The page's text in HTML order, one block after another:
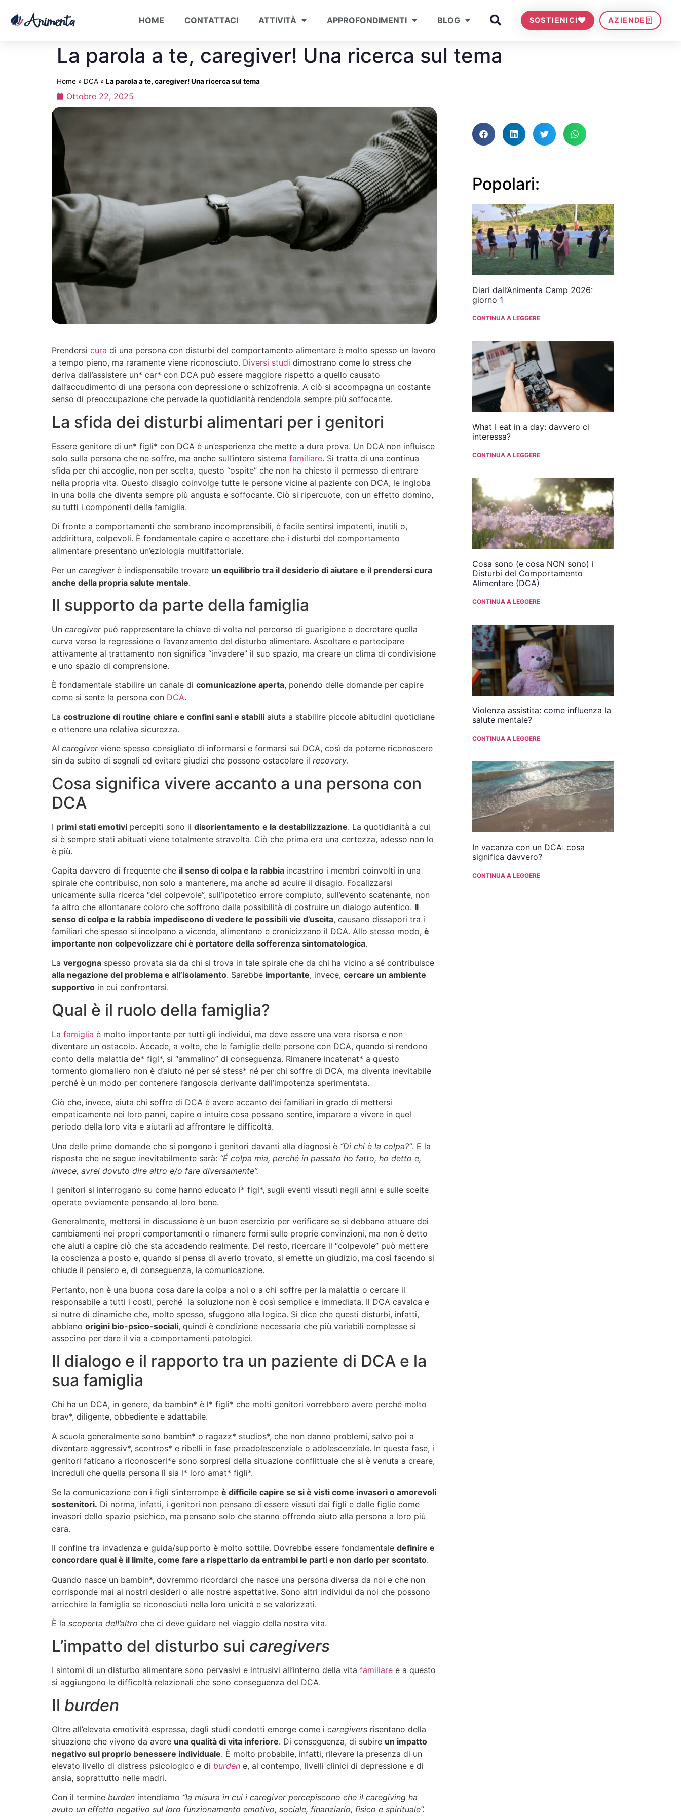
HOME CONTATTACI ATTIVITÀ APPROFONDIMENTI BLOG SOSTIENICI AZIENDE
La parola a te, caregiver! Una ricerca sul tema
Home » DCA » La parola a te, caregiver! Una ricerca sul tema
Ottobre 22, 2025
Prendersi cura di una persona con disturbi del comportamento alimentare è molto spesso un lavoro
a tempo pieno, ma raramente viene riconosciuto. Diversi studi dimostrano come lo stress che
deriva dall’assistere un* car* con DCA può essere maggiore rispetto a quello causato
dall’accudimento di una persona con depressione o schizofrenia. A ciò si accompagna un costante
senso di preoccupazione che pervade la quotidianità rendendola sempre più soffocante.
La sfida dei disturbi alimentari per i genitori
Essere genitore di un* figli* con DCA è un’esperienza che mette a dura prova. Un DCA non influisce
solo sulla persona che ne soffre, ma anche sull’intero sistema familiare. Si tratta di una continua
sfida per chi accoglie, non per scelta, questo “ospite” che non ha chiesto il permesso di entrare
nella propria vita. Questo disagio coinvolge tutte le persone vicine al paziente con DCA, le ingloba
in una bolla che diventa sempre più angusta e soffocante. Ciò si ripercuote, con un effetto domino,
su tutti i componenti della famiglia.
Di fronte a comportamenti che sembrano incomprensibili, è facile sentirsi impotenti, inutili o,
addirittura, colpevoli. È fondamentale capire e accettare che i disturbi del comportamento
alimentare presentano un’eziologia multifattoriale.
Per un caregiverè indispensabile trovare un equilibrio tra il desiderio di aiutare e il prendersi cura
anche della propria salute mentale.
Il supporto da parte della famiglia
Un caregiverpuò rappresentare la chiave di volta nel percorso di guarigione e decretare quella
curva verso la regressione o l’avanzamento del disturbo alimentare. Ascoltare e partecipare
attivamente al trattamento non significa “invadere” il suo spazio, ma creare un clima di condivisione
e uno spazio di comprensione.
È fondamentale stabilire un canale di comunicazione aperta, ponendo delle domande per capire
come si sente la persona con DCA.
La costruzione di routine chiare e confini sani e stabili aiuta a stabilire piccole abitudini quotidiane
e ottenere una relativa sicurezza.
Al caregiverviene spesso consigliato di informarsi e formarsi sui DCA, così da poterne riconoscere
sin da subito di segnali ed evitare giudizi che possono ostacolare il recovery.
Cosa significa vivere accanto a una persona con
DCA
I primi stati emotivi percepiti sono il disorientamento e la destabilizzazione. La quotidianità a cui
si è sempre stati abituati viene totalmente stravolta. Ciò che prima era una certezza, adesso non lo
è più.
Capita davvero di frequente che il senso di colpa e la rabbia incastrino i membri coinvolti in una
spirale che contribuisc, non solo a mantenere, ma anche ad acuire il disagio. Focalizzarsi
unicamente sulla ricerca “del colpevole”, sull’ipotetico errore compiuto, sull’evento scatenante, non
fa altro che allontanare coloro che soffrono dalla possibilità di costruire un dialogo autentico. Il
senso di colpa e la rabbia impediscono di vedere le possibili vie d’uscita, causano dissapori tra i
familiari che spesso si incolpano a vicenda, alimentano e cronicizzano il DCA. Allo stesso modo, è
importante non colpevolizzare chi è portatore della sofferenza sintomatologica.
La vergogna spesso provata sia da chi si trova in tale spirale che da chi ha vicino a sé contribuisce
alla negazione del problema e all’isolamento. Sarebbe importante, invece, cercare un ambiente
supportivo in cui confrontarsi.
Qual è il ruolo della famiglia?
La famiglia è molto importante per tutti gli individui, ma deve essere una vera risorsa e non
diventare un ostacolo. Accade, a volte, che le famiglie delle persone con DCA, quando si rendono
conto della malattia de* figl*, si “ammalino” di conseguenza. Rimanere incatenat* a questo
tormento giornaliero non è d’aiuto né per sé stess* né per chi soffre di DCA, ma diventa inevitabile
perché è un modo per contenere l’angoscia derivante dall’impotenza sperimentata.
Ciò che, invece, aiuta chi soffre di DCA è avere accanto dei familiari in grado di mettersi
empaticamente nei loro panni, capire o intuire cosa possano sentire, imparare a vivere in quel
periodo della loro vita e aiutarli ad affrontare le difficoltà.
Una delle prime domande che si pongono i genitori davanti alla diagnosi è “Di chi è la colpa?”. E la
risposta che ne segue inevitabilmente sarà: “É colpa mia, perché in passato ho fatto, ho detto e,
invece, avrei dovuto dire altro e/o fare diversamente”.
I genitori si interrogano su come hanno educato l* figl*, sugli eventi vissuti negli anni e sulle scelte
operate ovviamente pensando al loro bene.
Generalmente, mettersi in discussione è un buon esercizio per verificare se si debbano attuare dei
cambiamenti nei propri comportamenti o rimanere fermi sulle proprie convinzioni, ma non è detto
che aiuti a capire ciò che sta accadendo realmente. Del resto, ricercare il “colpevole” può mettere
la coscienza a posto e, quando si pensa di averlo trovato, si emette un giudizio, ma così facendo si
chiude il pensiero e, di conseguenza, la comunicazione.
Pertanto, non è una buona cosa dare la colpa a noi o a chi soffre per la malattia o cercare il
responsabile a tutti i costi, perché la soluzione non è così semplice e immediata. Il DCA cavalca e
si nutre di dinamiche che, molto spesso, sfuggono alla logica. Si dice che questi disturbi, infatti,
abbiano origini bio-psico-sociali, quindi è condizione necessaria che più variabili complesse si
associno per dare il via a comportamenti patologici.
Il dialogo e il rapporto tra un paziente di DCA e la
sua famiglia
Chi ha un DCA, in genere, da bambin* è l* figli* che molti genitori vorrebbero avere perché molto
brav*, diligente, obbediente e adattabile.
A scuola generalmente sono bambin* o ragazz* studios*, che non danno problemi, salvo poi a
diventare aggressiv*, scontros* e ribelli in fase preadolescenziale o adolescenziale. In questa fase, i
genitori faticano a riconoscerl*e sono sorpresi della situazione conflittuale che si è venuta a creare,
increduli che quella persona lì sia l* loro amat* figli*.
Se la comunicazione con i figli s’interrompe è difficile capire se si è visti come invasori o amorevoli
sostenitori. Di norma, infatti, i genitori non pensano di essere vissuti dai figli e dalle figlie come
invasori dello spazio psichico, ma pensano solo che stanno offrendo aiuto alla persona a loro più
cara.
Il confine tra invadenza e guida/supporto è molto sottile. Dovrebbe essere fondamentale definire e
concordare qual è il limite, come fare a rispettarlo da entrambi le parti e non darlo per scontato.
Quando nasce un bambin*, dovremmo ricordarci che nasce una persona diversa da noi e che non
corrisponde mai ai nostri desideri o alle nostre aspettative. Sono altri individui da noi che possono
arricchire la famiglia se riconosciuti nella loro unicità e se valorizzati.
È la scoperta dell’altro che ci deve guidare nel viaggio della nostra vita.
L’impatto del disturbo sui caregivers
I sintomi di un disturbo alimentare sono pervasivi e intrusivi all’interno della vita familiare e a questo
si aggiungono le difficoltà relazionali che sono conseguenza del DCA.
Il burden
Oltre all’elevata emotività espressa, dagli studi condotti emerge come i caregivers risentano della
situazione che vivono da avere una qualità di vita inferiore. Di conseguenza, di subire un impatto
negativo sul proprio benessere individuale. È molto probabile, infatti, rilevare la presenza di un
elevato livello di distress psicologico e di burden e, al contempo, livelli clinici di depressione e di
ansia, soprattutto nelle madri.
Con il termine burden intendiamo “la misura in cui i caregiver percepiscono che il caregiving ha
avuto un effetto negativo sul loro funzionamento emotivo, sociale, finanziario, fisico e spirituale”.
Popolari:
Diari dall’Animenta Camp 2026:
giorno 1
CONTINUA A LEGGERE
What I eat in a day: davvero ci
interessa?
CONTINUA A LEGGERE
Cosa sono (e cosa NON sono) i
Disturbi del Comportamento
Alimentare (DCA)
CONTINUA A LEGGERE
Violenza assistita: come influenza la
salute mentale?
CONTINUA A LEGGERE
In vacanza con un DCA: cosa
significa davvero?
CONTINUA A LEGGERE